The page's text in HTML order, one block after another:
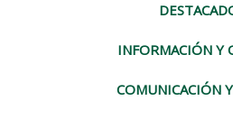
INFORMACIÓN Y
COMUNICACIÓN